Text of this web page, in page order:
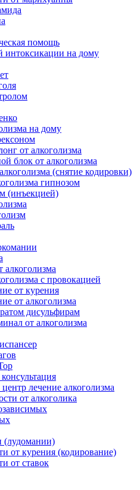
помощь
интоксикации на дому
на дому
от алкоголизма
блок от алкоголизма
(снятие кодировки)
гипнозом
(инъекцией)
алкоголизма
с провокацией
от курения
от алкоголизма
дисульфирам
от алкоголизма
лечение алкоголизма
от алкоголика
(лудомании)
от курения (кодирование)
от ставок